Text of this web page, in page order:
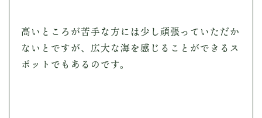
高いところが苦手な方には少し頑張っていただか
ないとですが、広大な海を感じることができるス
ポットでもあるのです。